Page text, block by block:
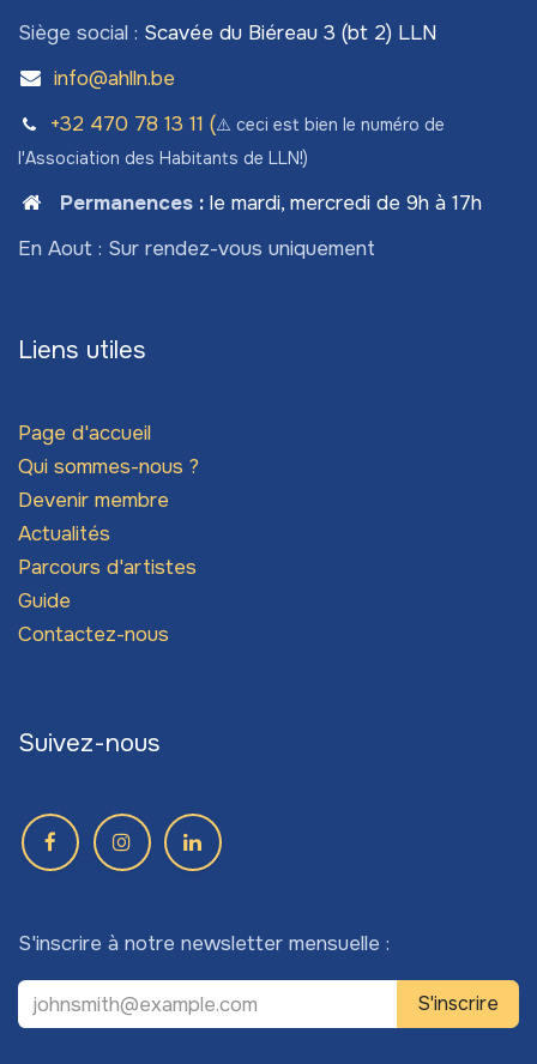
Siège social : Scavée du Biéreau 3 (bt 2) LLN
info@ahlln.be
+32 470 78​ 13 11 (⚠️ ceci est bien le numéro de
l'Association des Habitants de LLN!)
Permanences: le mardi, mercredi de 9h à 17h
En Aout : Sur rendez-vous uniquement
Liens utiles
Page d'accueil
Qui sommes-nous ?
Devenir membre
Actualités
Parcours d'artistes
Guide
Contactez-nous
Suivez-nous
S'inscrire à notre newsletter mensuelle :
S'inscrire